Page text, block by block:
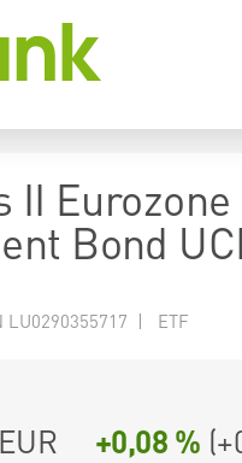
II Eurozone
Bond
LU0290355717 | ETF
EUR +0,08 % (